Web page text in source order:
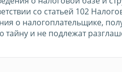
со статьей 102
о налогоплательщике,
и не подлежат